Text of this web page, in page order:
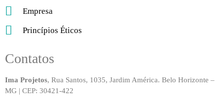
Empresa
Princípios Éticos
Contatos
Ima Projetos, Rua Santos, 1035, Jardim América. Belo Horizonte –
MG | CEP: 30421-422